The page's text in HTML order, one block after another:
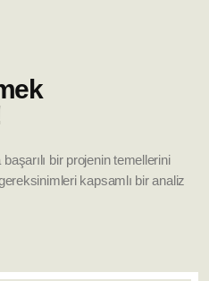
bir projenin temellerini
kapsamlı bir analiz